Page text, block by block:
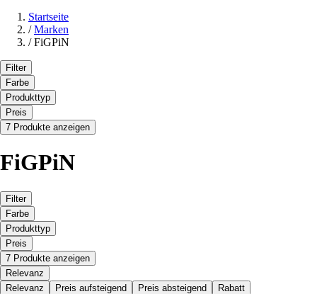
Startseite
/ Marken
/ FiGPiN
Filter
Farbe
Produkttyp
Preis
7 Produkte anzeigen
FiGPiN
Filter
Farbe
Produkttyp
Preis
7 Produkte anzeigen
Relevanz
Relevanz
Preis aufsteigend Preis absteigend Rabatt